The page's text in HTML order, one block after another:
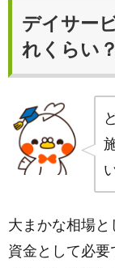
デイサー
れくらい
大まかな相場と
資金として必